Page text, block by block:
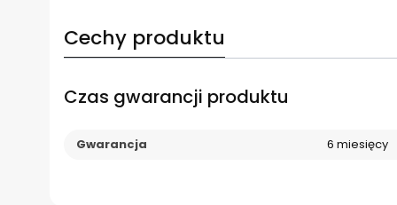
Cechy produktu
Czas gwarancji produktu
Gwarancja 6 miesięcy